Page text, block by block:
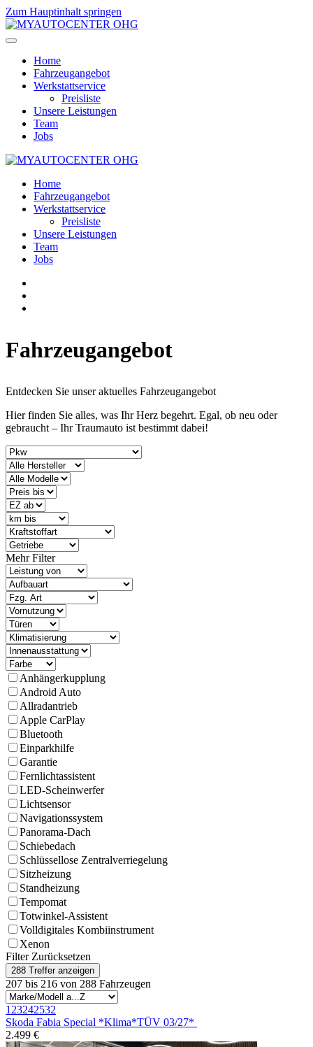
Zum Hauptinhalt springen
Home
Fahrzeugangebot
Werkstattservice
Preisliste
Unsere Leistungen
Team
Jobs
Home
Fahrzeugangebot
Werkstattservice
Preisliste
Unsere Leistungen
Team
Jobs
Fahrzeugangebot
Entdecken Sie unser aktuelles Fahrzeugangebot
Hier finden Sie alles, was Ihr Herz begehrt. Egal, ob neu oder
gebraucht – Ihr Traumauto ist bestimmt dabei!
Mehr Filter
Anhängerkupplung
Android Auto
Allradantrieb
Apple CarPlay
Bluetooth
Einparkhilfe
Garantie
Fernlichtassistent
LED-Scheinwerfer
Lichtsensor
Navigations­system
Panorama-Dach
Schiebedach
Schlüssellose Zentralverriegelung
Sitzheizung
Standheizung
Tempomat
Totwinkel-Assistent
Volldigitales Kombiinstrument
Xenon
Filter Zurücksetzen
207 bis 216 von 288 Fahrzeugen
1 23242532
Skoda Fabia Special *Klima*TÜV 03/27*
2.499 €